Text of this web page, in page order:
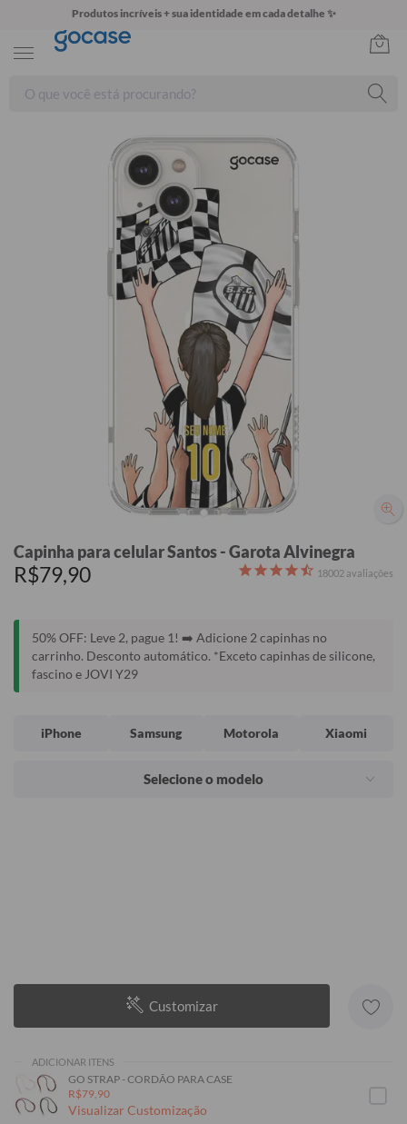
Produtos incríveis + sua identidade em cada detalhe ✨
Capinha para celular Santos - Garota Alvinegra
R$79,90 18002 avaliações
50% OFF: Leve 2, pague 1! ➡️ Adicione 2 capinhas no
carrinho. Desconto automático. *Exceto capinhas de silicone,
fascino e JOVI Y29
iPhone Samsung Motorola Xiaomi
Selecione o modelo
Customizar
ADICIONAR ITENS
GO STRAP - CORDÃO PARA CASE
R$79,90
Visualizar Customização